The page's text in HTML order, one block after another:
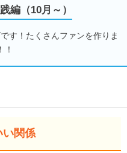
編（10月～）
す！たくさんファンを作りま
！
い関係